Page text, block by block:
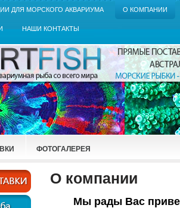
ДЛЯ МОРСКОГО АКВАРИУМА О КОМПАНИИ
НАШИ КОНТАКТЫ
ФОТОГАЛЕРЕЯ
О компании
Мы рады Вас